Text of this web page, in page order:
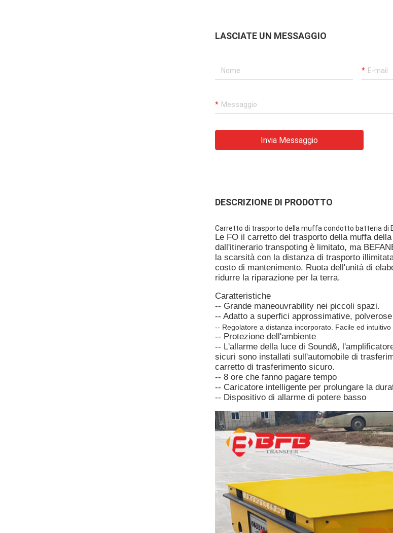
LASCIATE UN MESSAGGIO
Invia Messaggio
DESCRIZIONE DI PRODOTTO
Carretto di trasporto della muffa condotto batteria di
Le FO il carretto del trasporto della muffa
dall'itinerario transpoting è limitato, ma
la scarsità con la distanza di trasporto
costo di mantenimento. Ruota dell'unità di
ridurre la riparazione per la terra.
Caratteristiche
-- Grande maneouvrability nei piccoli spazi.
-- Adatto a superfici approssimative,
-- Regolatore a distanza incorporato. Facile ed intuitivo
-- Protezione dell'ambiente
-- L'allarme della luce di Sound&,
sicuri sono installati sull'automobile di
carretto di trasferimento sicuro.
-- 8 ore che fanno pagare tempo
-- Caricatore intelligente per prolungare la
-- Dispositivo di allarme di potere basso